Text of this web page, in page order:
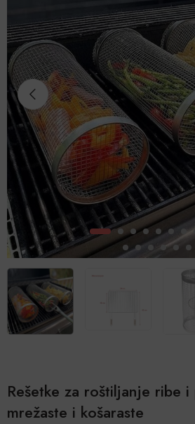
Rešetke za roštiljanje ribe
mrežaste i košaraste